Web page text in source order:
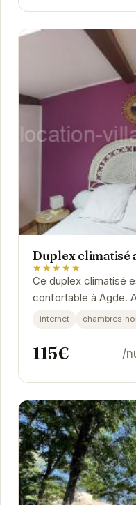
Duplex climatisé
★★★★★
Ce duplex climatisé
confortable à Agde.
fibre optique, vous
internet chambres-
115€ /